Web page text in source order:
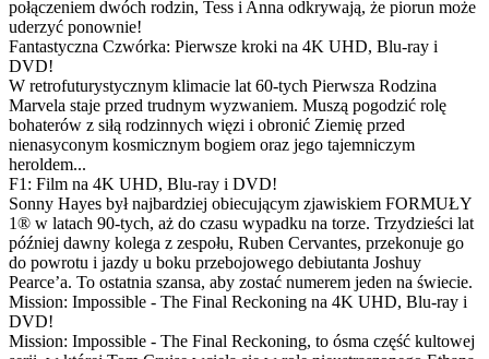
połączeniem dwóch rodzin, Tess i Anna odkrywają, że piorun może
uderzyć ponownie!
Fantastyczna Czwórka: Pierwsze kroki na 4K UHD, Blu-ray i
DVD!
W retrofuturystycznym klimacie lat 60-tych Pierwsza Rodzina
Marvela staje przed trudnym wyzwaniem. Muszą pogodzić rolę
bohaterów z siłą rodzinnych więzi i obronić Ziemię przed
nienasyconym kosmicznym bogiem oraz jego tajemniczym
heroldem...
F1: Film na 4K UHD, Blu-ray i DVD!
Sonny Hayes był najbardziej obiecującym zjawiskiem FORMUŁY
1® w latach 90-tych, aż do czasu wypadku na torze. Trzydzieści lat
później dawny kolega z zespołu, Ruben Cervantes, przekonuje go
do powrotu i jazdy u boku przebojowego debiutanta Joshuy
Pearce’a. To ostatnia szansa, aby zostać numerem jeden na świecie.
Mission: Impossible - The Final Reckoning na 4K UHD, Blu-ray i
DVD!
Mission: Impossible - The Final Reckoning, to ósma część kultowej